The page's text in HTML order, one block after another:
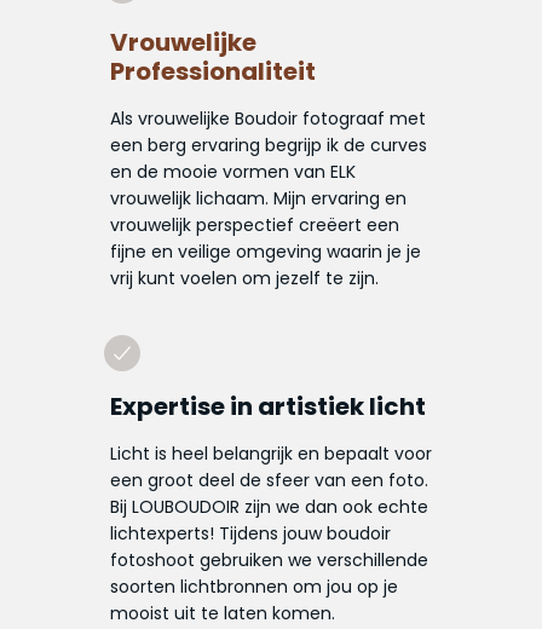
Vrouwelijke
Professionaliteit
Als vrouwelijke Boudoir fotograaf met
een berg ervaring begrijp ik de curves
en de mooie vormen van ELK
vrouwelijk lichaam. Mijn ervaring en
vrouwelijk perspectief creëert een
fijne en veilige omgeving waarin je je
vrij kunt voelen om jezelf te zijn.
Expertise in artistiek licht
Licht is heel belangrijk en bepaalt voor
een groot deel de sfeer van een foto.
Bij LOUBOUDOIR zijn we dan ook echte
lichtexperts! Tijdens jouw boudoir
fotoshoot gebruiken we verschillende
soorten lichtbronnen om jou op je
mooist uit te laten komen.